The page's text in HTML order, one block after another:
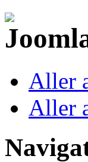
Aller
Aller